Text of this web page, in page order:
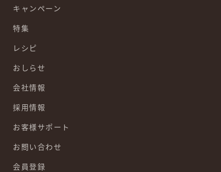
キャンペーン
特集
レシピ
おしらせ
会社情報
採用情報
お客様サポート
お問い合わせ
会員登録